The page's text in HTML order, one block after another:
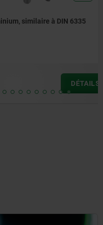
à DIN 6335
DÉTAILS